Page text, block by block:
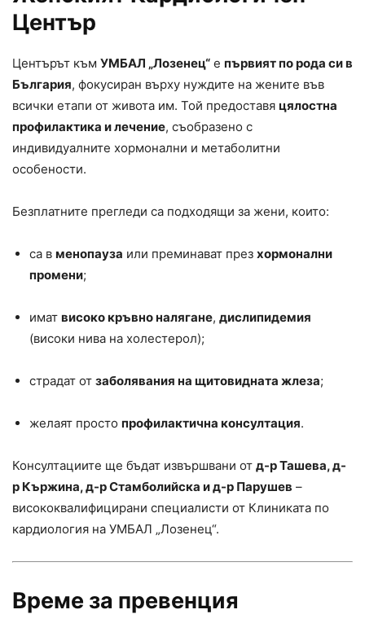
Център
Центърът към УМБАЛ „Лозенец“ е първият по рода си в
България, фокусиран върху нуждите на жените във
всички етапи от живота им. Той предоставя цялостна
профилактика и лечение, съобразено с
индивидуалните хормонални и метаболитни
особености.
Безплатните прегледи са подходящи за жени, които:
са в менопауза или преминават през хормонални
промени;
имат високо кръвно налягане, дислипидемия
(високи нива на холестерол);
страдат от заболявания на щитовидната жлеза;
желаят просто профилактична консултация.
Консултациите ще бъдат извършвани от д-р Ташева, д-
р Кържина, д-р Стамболийска и д-р Парушев –
висококвалифицирани специалисти от Клиниката по
кардиология на УМБАЛ „Лозенец“.
Време за превенция